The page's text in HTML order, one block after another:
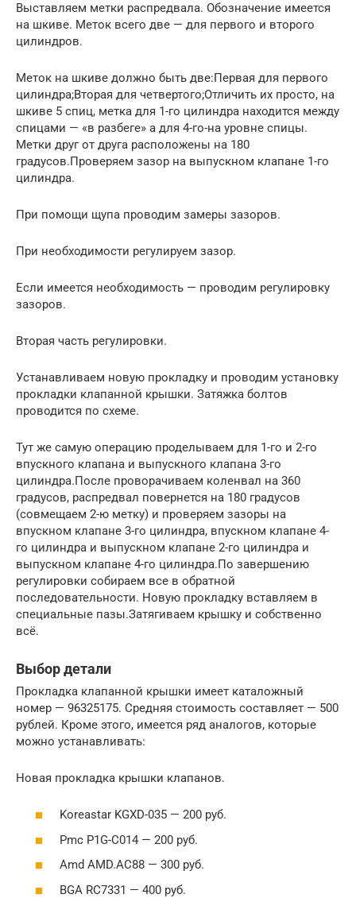
Выставляем метки распредвала. Обозначение имеется
на шкиве. Меток всего две — для первого и второго
цилиндров.
Меток на шкиве должно быть две:Первая для первого
цилиндра;Вторая для четвертого;Отличить их просто, на
шкиве 5 спиц, метка для 1-го цилиндра находится между
спицами — «в разбеге» а для 4-го-на уровне спицы.
Метки друг от друга расположены на 180
градусов.Проверяем зазор на выпускном клапане 1-го
цилиндра.
При помощи щупа проводим замеры зазоров.
При необходимости регулируем зазор.
Если имеется необходимость — проводим регулировку
зазоров.
Вторая часть регулировки.
Устанавливаем новую прокладку и проводим установку
прокладки клапанной крышки. Затяжка болтов
проводится по схеме.
Тут же самую операцию проделываем для 1-го и 2-го
впускного клапана и выпускного клапана 3-го
цилиндра.После проворачиваем коленвал на 360
градусов, распредвал повернется на 180 градусов
(совмещаем 2-ю метку) и проверяем зазоры на
впускном клапане 3-го цилиндра, впускном клапане 4-
го цилиндра и выпускном клапане 2-го цилиндра и
выпускном клапане 4-го цилиндра.По завершению
регулировки собираем все в обратной
последовательности. Новую прокладку вставляем в
специальные пазы.Затягиваем крышку и собственно
всё.
Выбор детали
Прокладка клапанной крышки имеет каталожный
номер — 96325175. Средняя стоимость составляет — 500
рублей. Кроме этого, имеется ряд аналогов, которые
можно устанавливать:
Новая прокладка крышки клапанов.
Koreastar KGXD-035 — 200 руб.
Pmc P1G-C014 — 200 руб.
Amd AMD.AC88 — 300 руб.
BGA RC7331 — 400 руб.